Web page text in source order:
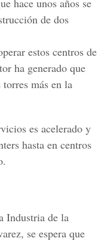
hace unos años se
de dos
estos centros de
ha generado que
más en la
es acelerado y
hasta en centros
Industria de la
se espera que